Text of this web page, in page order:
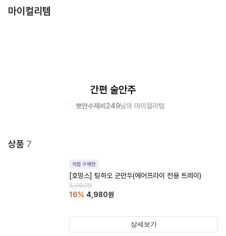
마이컬리템
간편 술안주
뽀얀수제비249님의 마이컬리템
상품 7
직접 구매한
[호밍스] 팅하오 군만두(에어프라이 전용 트레이)
5,980원
16% 4,980원
상세보기